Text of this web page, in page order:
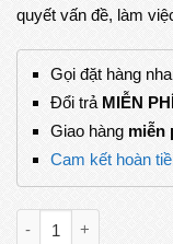
quyết vấn đề, làm
Gọi đặt hàng
Đổi trảMIỄN
Giao hàng miễn
Cam kết hoàn